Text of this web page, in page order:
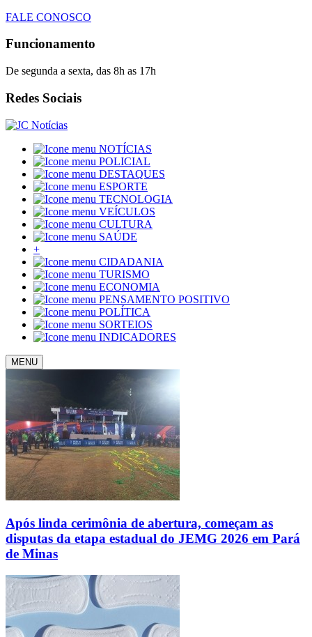
FALE CONOSCO
Funcionamento
De segunda a sexta, das 8h as 17h
Redes Sociais
NOTÍCIAS
POLICIAL
DESTAQUES
ESPORTE
TECNOLOGIA
VEÍCULOS
CULTURA
SAÚDE
+
CIDADANIA
TURISMO
ECONOMIA
PENSAMENTO POSITIVO
POLÍTICA
SORTEIOS
INDICADORES
MENU
Após linda cerimônia de abertura, começam as
disputas da etapa estadual do JEMG 2026 em Pará
de Minas